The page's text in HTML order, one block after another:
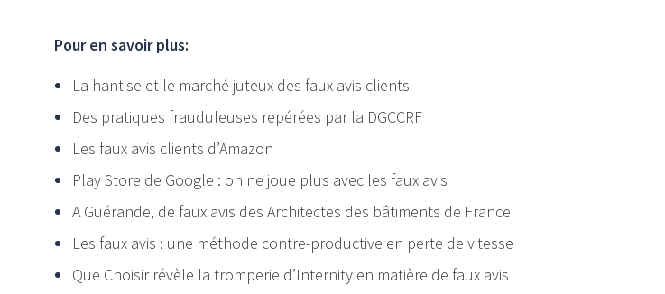
Pour en savoir plus:
La hantise et le marché juteux des faux avis clients
Des pratiques frauduleuses repérées par la DGCCRF
Les faux avis clients d’Amazon
Play Store de Google : on ne joue plus avec les faux avis
A Guérande, de faux avis des Architectes des bâtiments de France
Les faux avis : une méthode contre-productive en perte de vitesse
Que Choisir révèle la tromperie d’Internity en matière de faux avis